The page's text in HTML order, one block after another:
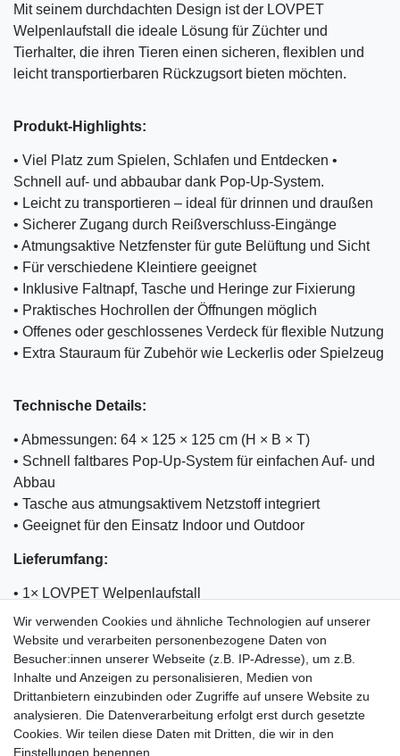
Mit seinem durchdachten Design ist der LOVPET
Welpenlaufstall die ideale Lösung für Züchter und
Tierhalter, die ihren Tieren einen sicheren, flexiblen und
leicht transportierbaren Rückzugsort bieten möchten.
Produkt-Highlights:
• Viel Platz zum Spielen, Schlafen und Entdecken •
Schnell auf- und abbaubar dank Pop-Up-System.
• Leicht zu transportieren – ideal für drinnen und draußen
• Sicherer Zugang durch Reißverschluss-Eingänge
• Atmungsaktive Netzfenster für gute Belüftung und Sicht
• Für verschiedene Kleintiere geeignet
• Inklusive Faltnapf, Tasche und Heringe zur Fixierung
• Praktisches Hochrollen der Öffnungen möglich
• Offenes oder geschlossenes Verdeck für flexible Nutzung
• Extra Stauraum für Zubehör wie Leckerlis oder Spielzeug
Technische Details:
• Abmessungen: 64 × 125 × 125 cm (H × B × T)
• Schnell faltbares Pop-Up-System für einfachen Auf- und
Abbau
• Tasche aus atmungsaktivem Netzstoff integriert
• Geeignet für den Einsatz Indoor und Outdoor
Lieferumfang:
• 1× LOVPET Welpenlaufstall
• 1× praktischer Faltnapf
• Heringe zur sicheren Fixierung im Außenbereich
• Bedienungsanleitung
Einkaufen
Wir verwenden Cookies und ähnliche Technologien auf unserer
Website und verarbeiten personenbezogene Daten von
Besucher:innen unserer Webseite (z.B. IP-Adresse), um z.B.
Inhalte und Anzeigen zu personalisieren, Medien von
Drittanbietern einzubinden oder Zugriffe auf unsere Website zu
analysieren. Die Datenverarbeitung erfolgt erst durch gesetzte
Cookies. Wir teilen diese Daten mit Dritten, die wir in den
Einstellungen benennen.